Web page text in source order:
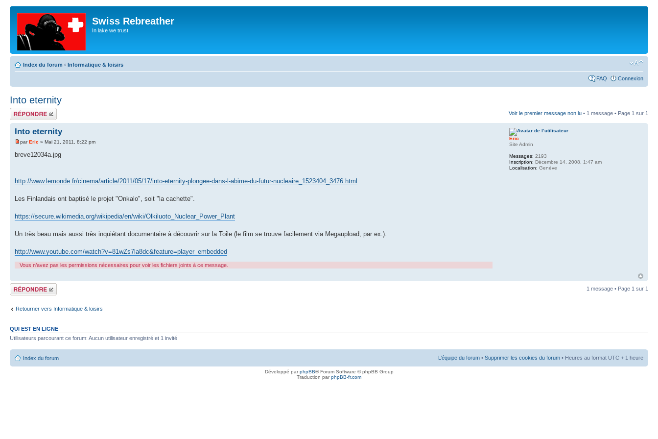
Swiss Rebreather
In lake we trust
Index du forum ‹ Informatique & loisirs
FAQ Connexion
Into eternity
Répondre Voir le premier message non lu • 1 message • Page 1 sur 1
Into eternity
parEric » Mai 21, 2011, 8:22 pm
breve12034a.jpg
http://www.lemonde.fr/cinema/article/2011/05/17/into-eternity-plongee-dans-l-abime-du-futur-nucleaire_1523404_3476.html
Les Finlandais ont baptisé le projet "Onkalo", soit "la cachette".
https://secure.wikimedia.org/wikipedia/en/wiki/Olkiluoto_Nuclear_Power_Plant
Un très beau mais aussi très inquiétant documentaire à découvrir sur la Toile (le film se trouve facilement via Megaupload, par ex.).
http://www.youtube.com/watch?v=81wZs7la8dc&feature=player_embedded
Vous n’avez pas les permissions nécessaires pour voir les fichiers joints à ce message.
Eric
Site Admin
Messages: 2193
Inscription: Décembre 14, 2008, 1:47 am
Localisation: Genève
Répondre 1 message • Page 1 sur 1
Retourner vers Informatique & loisirs
QUI EST EN LIGNE
Utilisateurs parcourant ce forum: Aucun utilisateur enregistré et 1 invité
Index du forum L’équipe du forum • Supprimer les cookies du forum • Heures au format UTC + 1 heure
Développé parphpBB® Forum Software © phpBB Group
Traduction parphpBB-fr.com